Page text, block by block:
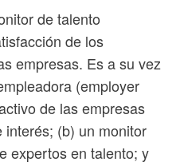
de talento
de los
empresas. Es a su vez
(employer
de las empresas
(b) un monitor
expertos en talento; y